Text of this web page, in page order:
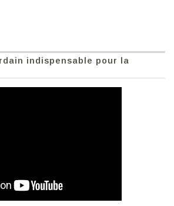
indispensable pour la